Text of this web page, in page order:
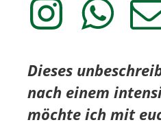
a
g
a
m
L
i
A
p
i
n
l
L
n
z
u
Dieses
nach einem
möchte ich mit